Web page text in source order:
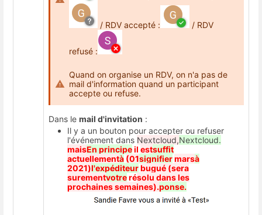
/ RDV accepté : / RDV
refusé :
Quand on organise un RDV, on n'a pas de
mail d'information quand un participant
accepte ou refuse.
Dans le mail d'invitation :
Il y a un bouton pour accepter ou refuser
l'événement dans Nextcloud,Nextcloud.
maisEn principeil estsuffit
actuellementà (01signifiermarsà
2021)l'expéditeurbugué (sera
surementvotrerésolu dans les
prochaines semaines).ponse.